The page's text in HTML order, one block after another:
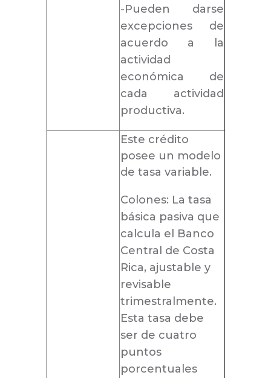
-Pueden darse
excepciones de
acuerdo a la
actividad
económica de
cada actividad
productiva.
Este crédito
posee un modelo
de tasa variable.
Colones: La tasa
básica pasiva que
calcula el Banco
Central de Costa
Rica, ajustable y
revisable
trimestralmente.
Esta tasa debe
ser de cuatro
puntos
porcentuales